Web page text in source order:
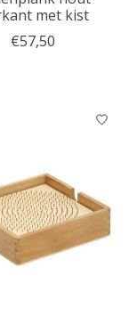
met kist
€57,50